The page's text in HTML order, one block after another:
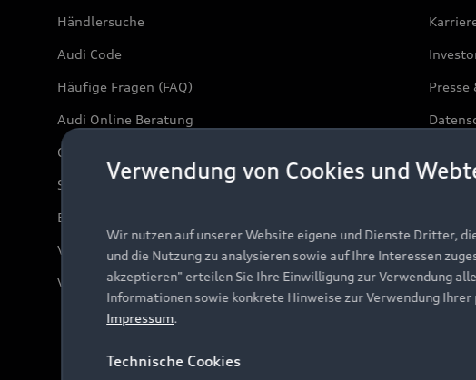
Händlersuche
Audi Code
Häufige Fragen (FAQ)
Audi Online Beratung
Online-Terminvereinbarung
Servicekontakt
Bordbuch & Bedienungsanleitungen
Verträge kündigen
Vertrag widerrufen
Presse
Verwendung von Cookies und
Wir nutzen auf unserer Website eigene und Dienste Dritter,
und die Nutzung zu analysieren sowie auf Ihre Interessen
akzeptieren" erteilen Sie Ihre Einwilligung zur Verwendung
Informationen sowie konkrete Hinweise zur Verwendung
Impressum.
Technische Cookies